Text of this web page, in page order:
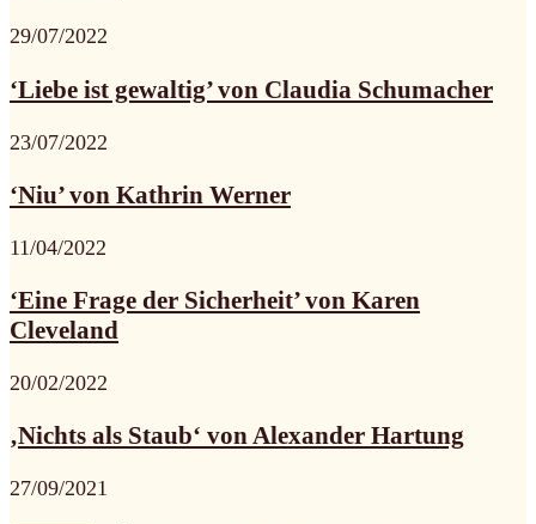
29/07/2022
‘Liebe ist gewaltig’ von Claudia Schumacher
23/07/2022
‘Niu’ von Kathrin Werner
11/04/2022
‘Eine Frage der Sicherheit’ von Karen
Cleveland
20/02/2022
‚Nichts als Staub‘ von Alexander Hartung
27/09/2021